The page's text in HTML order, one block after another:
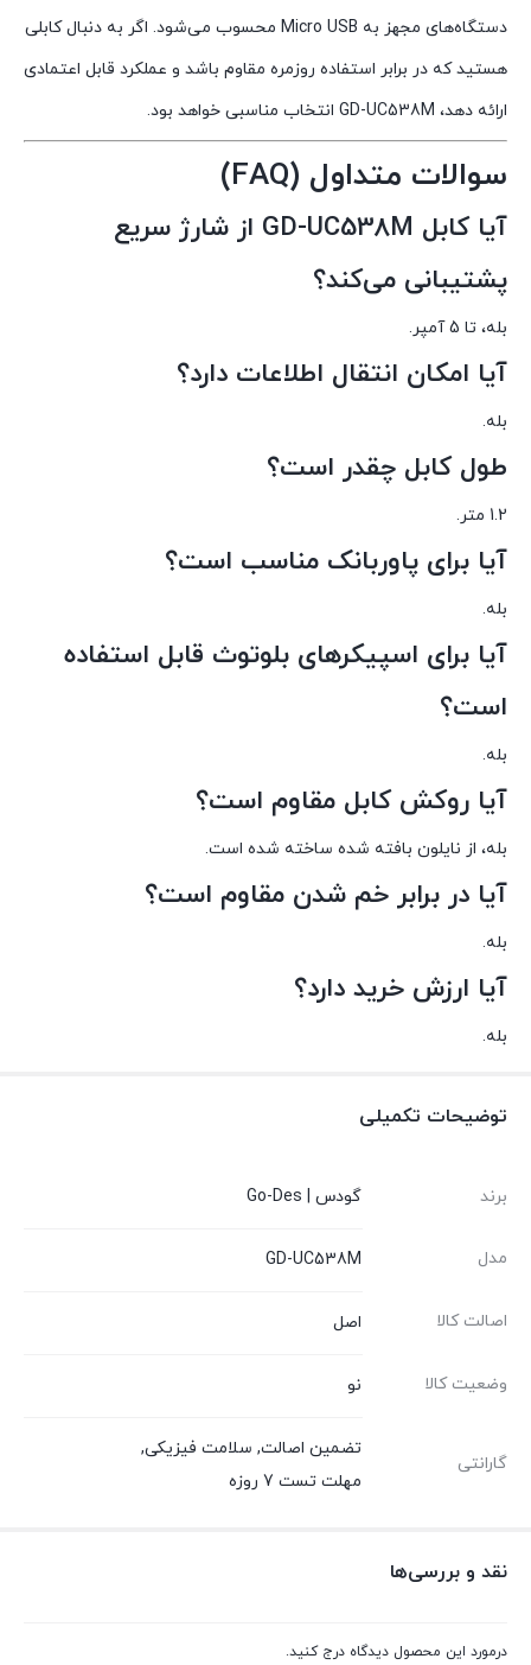
دستگاه‌های مجهز به Micro USB محسوب می‌شود. اگر به دنبال کابلی
هستید که در برابر استفاده روزمره مقاوم باشد و عملکرد قابل اعتمادی
ارائه دهد، GD-UC538M انتخاب مناسبی خواهد بود.
سوالات متداول (FAQ)
آیا کابل GD-UC538M از شارژ سریع
پشتیبانی می‌کند؟
بله، تا 5 آمپر.
آیا امکان انتقال اطلاعات دارد؟
بله.
طول کابل چقدر است؟
1.2 متر.
آیا برای پاوربانک مناسب است؟
بله.
آیا برای اسپیکرهای بلوتوث قابل استفاده
است؟
بله.
آیا روکش کابل مقاوم است؟
بله، از نایلون بافته شده ساخته شده است.
آیا در برابر خم شدن مقاوم است؟
بله.
آیا ارزش خرید دارد؟
بله.
توضیحات تکمیلی
برند گودس | Go-Des
مدل GD-UC538M
اصالت کالا اصل
وضعیت کالا نو
گارانتی
تضمین اصالت, سلامت فیزیکی,
مهلت تست 7 روزه
نقد و بررسی‌ها
درمورد این محصول دیدگاه درج کنید.